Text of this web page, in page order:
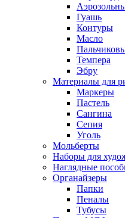
Гуашь
Контуры
Масло
Темпера
Эбру
Материалы для
Маркеры
Пастель
Сангина
Сепия
Уголь
Мольберты
Наборы для
Наглядные
Органайзеры
Папки
Пеналы
Тубусы